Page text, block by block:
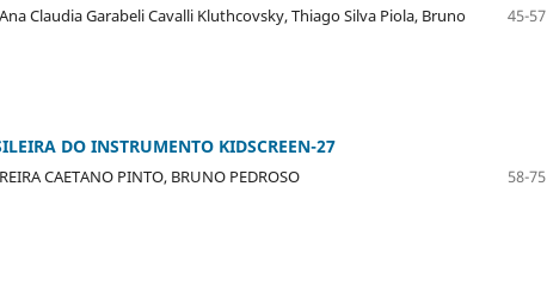
Claudia Garabeli Cavalli Kluthcovsky, Thiago Silva Piola, Bruno
45-57
DO INSTRUMENTO KIDSCREEN-27
CAETANO PINTO, BRUNO PEDROSO
58-75